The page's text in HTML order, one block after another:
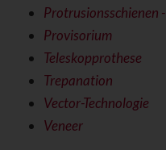
Protrusionsschienen
Provisorium
Teleskopprothese
Trepanation
Vector-Technologie
Veneer